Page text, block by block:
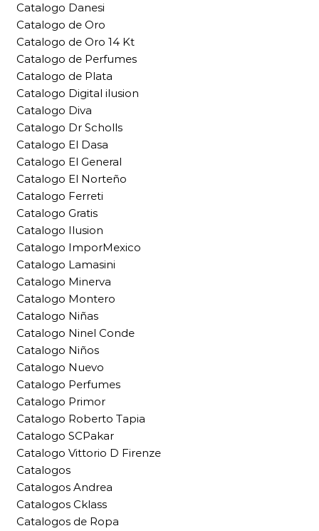
Catalogo Danesi
Catalogo de Oro
Catalogo de Oro 14 Kt
Catalogo de Perfumes
Catalogo de Plata
Catalogo Digital ilusion
Catalogo Diva
Catalogo Dr Scholls
Catalogo El Dasa
Catalogo El General
Catalogo El Norteño
Catalogo Ferreti
Catalogo Gratis
Catalogo Ilusion
Catalogo ImporMexico
Catalogo Lamasini
Catalogo Minerva
Catalogo Montero
Catalogo Niñas
Catalogo Ninel Conde
Catalogo Niños
Catalogo Nuevo
Catalogo Perfumes
Catalogo Primor
Catalogo Roberto Tapia
Catalogo SCPakar
Catalogo Vittorio D Firenze
Catalogos
Catalogos Andrea
Catalogos Cklass
Catalogos de Ropa